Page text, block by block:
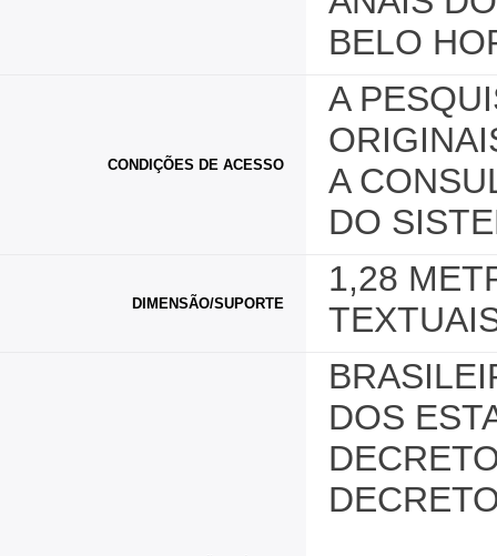
BELO
CONDIÇÕES DE ACESSO
A
A
DO
DIMENSÃO/SUPORTE
1,28
DOS